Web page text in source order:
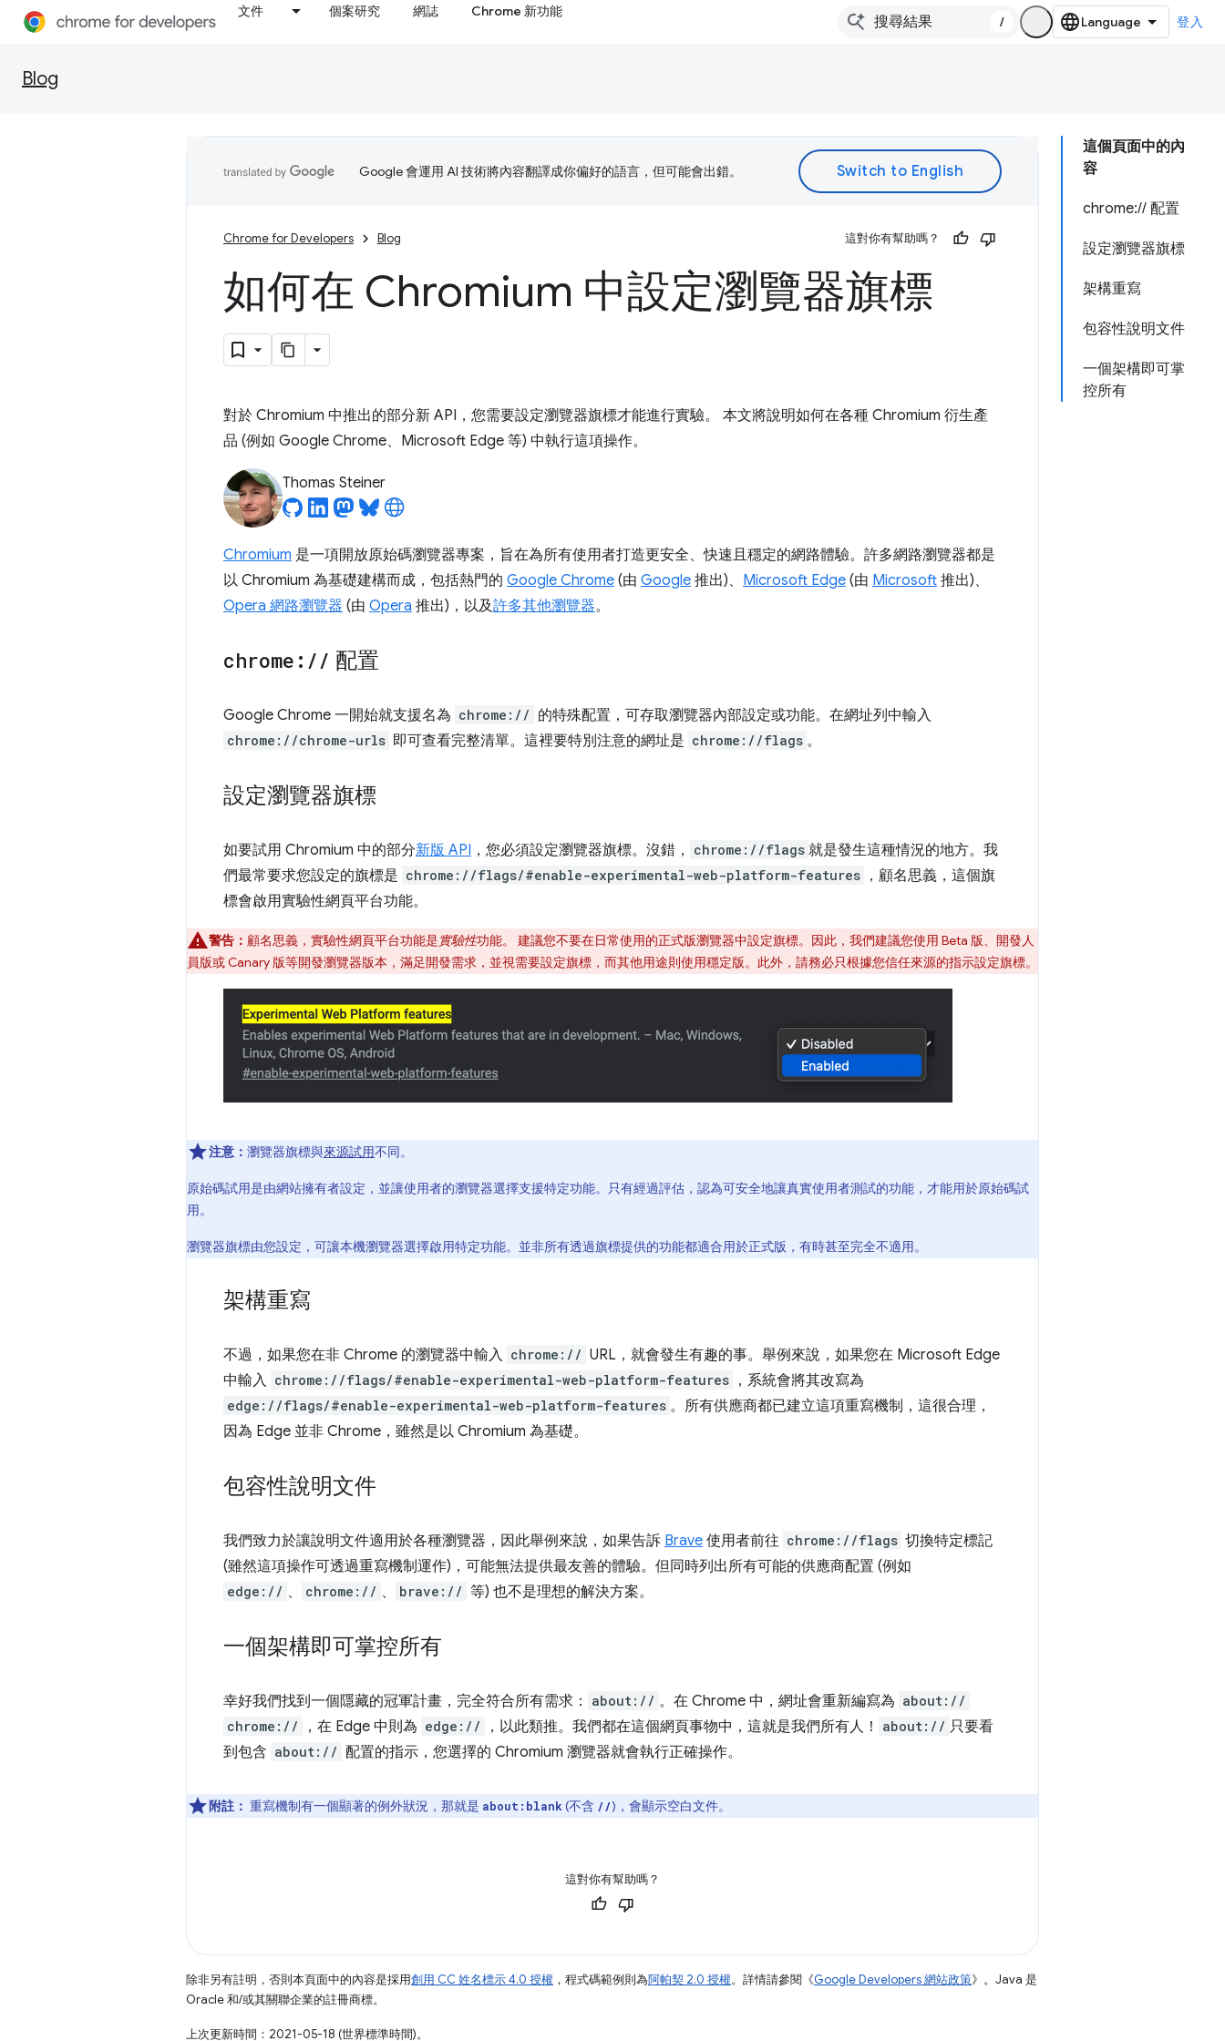
文件 個案研究 網誌 Chrome 新功能
/ 登入
Blog
這個頁面中的內
容
chrome:// 配置
設定瀏覽器旗標
架構重寫
包容性說明文件
一個架構即可掌
控所有
Google 會運用 AI 技術將內容翻譯成你偏好的語言，但可能會出錯。
Chrome for Developers Blog 這對你有幫助嗎？
如何在 Chromium 中設定瀏覽器旗標
對於 Chromium 中推出的部分新 API，您需要設定瀏覽器旗標才能進行實驗。 本文將說明如何在各種 Chromium 衍生產
品 (例如 Google Chrome、Microsoft Edge 等) 中執行這項操作。
Thomas Steiner
Chromium 是一項開放原始碼瀏覽器專案，旨在為所有使用者打造更安全、快速且穩定的網路體驗。許多網路瀏覽器都是
以 Chromium 為基礎建構而成，包括熱門的 Google Chrome (由 Google 推出)、 Microsoft Edge (由 Microsoft 推出)、
Opera 網路瀏覽器 (由 Opera 推出)，以及許多其他瀏覽器。
chrome: // 配置
Google Chrome 一開始就支援名為 chrome:// 的特殊配置，可存取瀏覽器內部設定或功能。在網址列中輸入
chrome://chrome-urls 即可查看完整清單。這裡要特別注意的網址是 chrome://flags 。
設定瀏覽器旗標
如要試用 Chromium 中的部分新版 API ，您必須設定瀏覽器旗標。沒錯， chrome://flags 就是發生這種情況的地方。我
們最常要求您設定的旗標是 chrome://flags/#enable-experimental-web-platform-features ，顧名思義，這個旗
標會啟用實驗性網頁平台功能。
警告： 顧名思義，實驗性網頁平台功能是實驗性功能。 建議您不要在日常使用的正式版瀏覽器中設定旗標。因此，我們建議您使用 Beta 版、開發人
員版或 Canary 版等開發瀏覽器版本，滿足開發需求，並視需要設定旗標，而其他用途則使用穩定版。此外，請務必只根據您信任來源的指示設定旗標。
注意： 瀏覽器旗標與來源試用不同。
原始碼試用是由網站擁有者設定，並讓使用者的瀏覽器選擇支援特定功能。只有經過評估，認為可安全地讓真實使用者測試的功能，才能用於原始碼試
用。
瀏覽器旗標由您設定，可讓本機瀏覽器選擇啟用特定功能。並非所有透過旗標提供的功能都適合用於正式版，有時甚至完全不適用。
架構重寫
不過，如果您在非 Chrome 的瀏覽器中輸入 chrome:// URL，就會發生有趣的事。舉例來說，如果您在 Microsoft Edge
中輸入 chrome://flags/#enable-experimental-web-platform-features ，系統會將其改寫為
edge://flags/#enable-experimental-web-platform-features 。所有供應商都已建立這項重寫機制，這很合理，
因為 Edge 並非 Chrome，雖然是以 Chromium 為基礎。
包容性說明文件
我們致力於讓說明文件適用於各種瀏覽器，因此舉例來說，如果告訴 Brave 使用者前往 chrome://flags 切換特定標記
(雖然這項操作可透過重寫機制運作)，可能無法提供最友善的體驗。但同時列出所有可能的供應商配置 (例如
edge:// 、 chrome:// 、 brave:// 等) 也不是理想的解決方案。
一個架構即可掌控所有
幸好我們找到一個隱藏的冠軍計畫，完全符合所有需求： about:// 。在 Chrome 中，網址會重新編寫為 about://
chrome://
，在 Edge 中則為 edge:// ，以此類推。我們都在這個網頁事物中，這就是我們所有人！ about:// 只要看
到包含 about:// 配置的指示，您選擇的 Chromium 瀏覽器就會執行正確操作。
附註： 重寫機制有一個顯著的例外狀況，那就是 about:blank (不含 //)，會顯示空白文件。
這對你有幫助嗎？
除非另有註明，否則本頁面中的內容是採用創用 CC 姓名標示 4.0 授權 ，程式碼範例則為阿帕契 2.0 授權。詳情請參閱《Google Developers 網站政策》。Java 是
Oracle 和/或其關聯企業的註冊商標。
上次更新時間：2021-05-18 (世界標準時間)。